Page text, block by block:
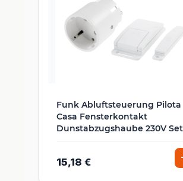
Funk Abluftsteuerung Pilota
Casa Fensterkontakt
Dunstabzugshaube 230V Set
15,18 €